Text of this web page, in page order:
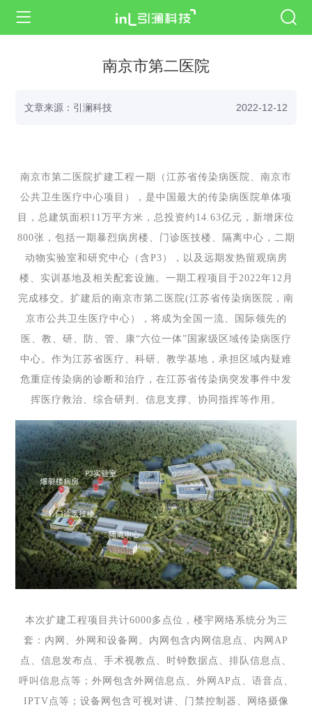
南京市第二医院
文章来源：引澜科技 2022-12-12
南京市第二医院扩建工程一期（江苏省传染病医院、南京市
公共卫生医疗中心项目），是中国最大的传染病医院单体项
目，总建筑面积11万平方米，总投资约14.63亿元，新增床位
800张，包括一期暴烈病房楼、门诊医技楼、隔离中心，二期
动物实验室和研究中心（含P3），以及远期发热留观病房
楼、实训基地及相关配套设施。一期工程项目于2022年12月
完成移交。扩建后的南京市第二医院(江苏省传染病医院，南
京市公共卫生医疗中心），将成为全国一流、国际领先的
医、教、研、防、管、康“六位一体”国家级区域传染病医疗
中心。作为江苏省医疗、科研、教学基地，承担区域内疑难
危重症传染病的诊断和治疗，在江苏省传染病突发事件中发
挥医疗救治、综合研判、信息支撑、协同指挥等作用。
本次扩建工程项目共计6000多点位，楼宇网络系统分为三
套：内网、外网和设备网。内网包含内网信息点、内网AP
点、信息发布点、手术视教点、时钟数据点、排队信息点、
呼叫信息点等；外网包含外网信息点、外网AP点、语音点、
IPTV点等；设备网包含可视对讲、门禁控制器、网络摄像